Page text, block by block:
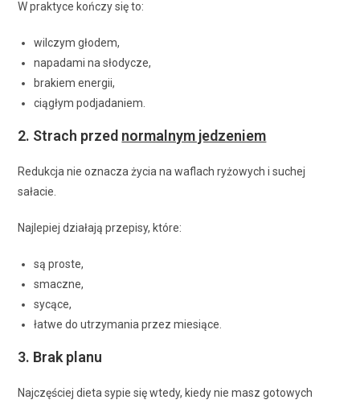
W praktyce kończy się to:
wilczym głodem,
napadami na słodycze,
brakiem energii,
ciągłym podjadaniem.
2. Strach przed normalnym jedzeniem
Redukcja nie oznacza życia na waflach ryżowych i suchej
sałacie.
Najlepiej działają przepisy, które:
są proste,
smaczne,
sycące,
łatwe do utrzymania przez miesiące.
3. Brak planu
Najczęściej dieta sypie się wtedy, kiedy nie masz gotowych